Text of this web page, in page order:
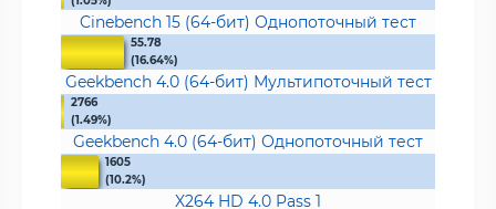
Cinebench 15 (64-бит) Однопоточный тест
55.78
(16.64%)
Geekbench 4.0 (64-бит) Мультипоточный тест
2766
(1.49%)
Geekbench 4.0 (64-бит) Однопоточный тест
1605
(10.2%)
X264 HD 4.0 Pass 1